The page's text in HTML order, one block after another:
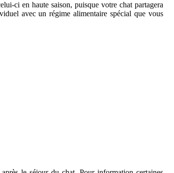
ci en haute saison, puisque votre chat partagera
avec un régime alimentaire spécial que vous